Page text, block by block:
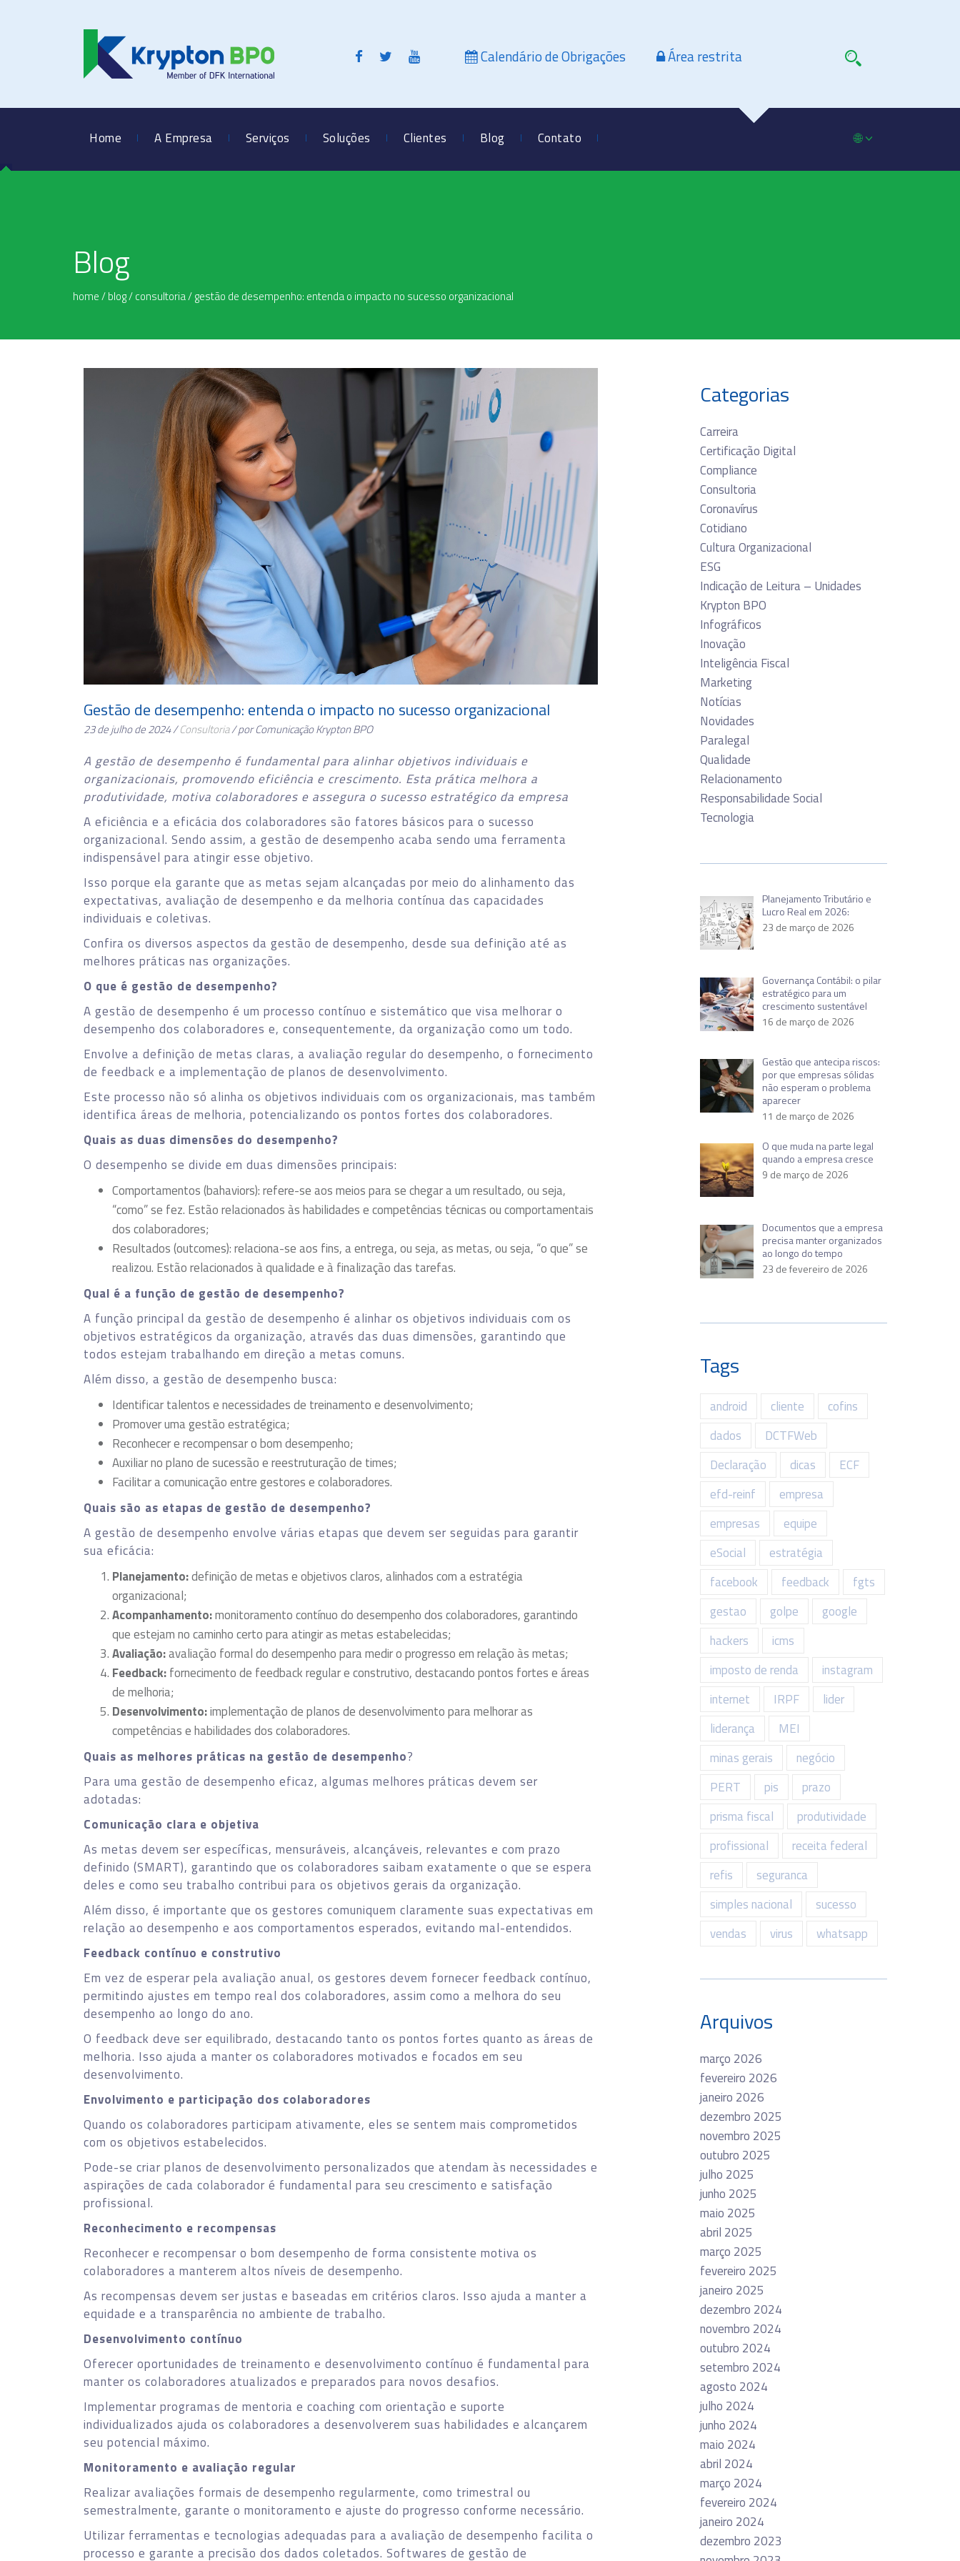
Calendário de Obrigações Área restrita
Home A Empresa Serviços Soluções Clientes Blog Contato 🌐
Blog
home/blog/consultoria/gestão de desempenho: entenda o impacto no sucesso organizacional
Gestão de desempenho: entenda o impacto no sucesso organizacional
23 de julho de 2024 /Consultoria/ por Comunicação Krypton BPO
A gestão de desempenho é fundamental para alinhar objetivos individuais e
organizacionais, promovendo eficiência e crescimento. Esta prática melhora a
produtividade, motiva colaboradores e assegura o sucesso estratégico da empresa
A eficiência e a eficácia dos colaboradores são fatores básicos para o sucesso
organizacional. Sendo assim, a gestão de desempenho acaba sendo uma ferramenta
indispensável para atingir esse objetivo.
Isso porque ela garante que as metas sejam alcançadas por meio do alinhamento das
expectativas, avaliação de desempenho e da melhoria contínua das capacidades
individuais e coletivas.
Confira os diversos aspectos da gestão de desempenho, desde sua definição até as
melhores práticas nas organizações.
O que é gestão de desempenho?
A gestão de desempenho é um processo contínuo e sistemático que visa melhorar o
desempenho dos colaboradores e, consequentemente, da organização como um todo.
Envolve a definição de metas claras, a avaliação regular do desempenho, o fornecimento
de feedback e a implementação de planos de desenvolvimento.
Este processo não só alinha os objetivos individuais com os organizacionais, mas também
identifica áreas de melhoria, potencializando os pontos fortes dos colaboradores.
Quais as duas dimensões do desempenho?
O desempenho se divide em duas dimensões principais:
Comportamentos (bahaviors): refere-se aos meios para se chegar a um resultado, ou seja,
“como” se fez. Estão relacionados às habilidades e competências técnicas ou comportamentais
dos colaboradores;
Resultados (outcomes): relaciona-se aos fins, a entrega, ou seja, as metas, ou seja, “o que” se
realizou. Estão relacionados à qualidade e à finalização das tarefas.
Qual é a função de gestão de desempenho?
A função principal da gestão de desempenho é alinhar os objetivos individuais com os
objetivos estratégicos da organização, através das duas dimensões, garantindo que
todos estejam trabalhando em direção a metas comuns.
Além disso, a gestão de desempenho busca:
Identificar talentos e necessidades de treinamento e desenvolvimento;
Promover uma gestão estratégica;
Reconhecer e recompensar o bom desempenho;
Auxiliar no plano de sucessão e reestruturação de times;
Facilitar a comunicação entre gestores e colaboradores.
Quais são as etapas de gestão de desempenho?
A gestão de desempenho envolve várias etapas que devem ser seguidas para garantir
sua eficácia:
Planejamento:definição de metas e objetivos claros, alinhados com a estratégia
organizacional;
Acompanhamento:monitoramento contínuo do desempenho dos colaboradores, garantindo
que estejam no caminho certo para atingir as metas estabelecidas;
Avaliação:avaliação formal do desempenho para medir o progresso em relação às metas;
Feedback:fornecimento de feedback regular e construtivo, destacando pontos fortes e áreas
de melhoria;
Desenvolvimento:implementação de planos de desenvolvimento para melhorar as
competências e habilidades dos colaboradores.
Quais as melhores práticas na gestão de desempenho?
Para uma gestão de desempenho eficaz, algumas melhores práticas devem ser
adotadas:
Comunicação clara e objetiva
As metas devem ser específicas, mensuráveis, alcançáveis, relevantes e com prazo
definido (SMART), garantindo que os colaboradores saibam exatamente o que se espera
deles e como seu trabalho contribui para os objetivos gerais da organização.
Além disso, é importante que os gestores comuniquem claramente suas expectativas em
relação ao desempenho e aos comportamentos esperados, evitando mal-entendidos.
Feedback contínuo e construtivo
Em vez de esperar pela avaliação anual, os gestores devem fornecer feedback contínuo,
permitindo ajustes em tempo real dos colaboradores, assim como a melhora do seu
desempenho ao longo do ano.
O feedback deve ser equilibrado, destacando tanto os pontos fortes quanto as áreas de
melhoria. Isso ajuda a manter os colaboradores motivados e focados em seu
desenvolvimento.
Envolvimento e participação dos colaboradores
Quando os colaboradores participam ativamente, eles se sentem mais comprometidos
com os objetivos estabelecidos.
Pode-se criar planos de desenvolvimento personalizados que atendam às necessidades e
aspirações de cada colaborador é fundamental para seu crescimento e satisfação
profissional.
Reconhecimento e recompensas
Reconhecer e recompensar o bom desempenho de forma consistente motiva os
colaboradores a manterem altos níveis de desempenho.
As recompensas devem ser justas e baseadas em critérios claros. Isso ajuda a manter a
equidade e a transparência no ambiente de trabalho.
Desenvolvimento contínuo
Oferecer oportunidades de treinamento e desenvolvimento contínuo é fundamental para
manter os colaboradores atualizados e preparados para novos desafios.
Implementar programas de mentoria e coaching com orientação e suporte
individualizados ajuda os colaboradores a desenvolverem suas habilidades e alcançarem
seu potencial máximo.
Monitoramento e avaliação regular
Realizar avaliações formais de desempenho regularmente, como trimestral ou
semestralmente, garante o monitoramento e ajuste do progresso conforme necessário.
Utilizar ferramentas e tecnologias adequadas para a avaliação de desempenho facilita o
processo e garante a precisão dos dados coletados. Softwares de gestão de
Categorias
Carreira
Certificação Digital
Compliance
Consultoria
Coronavírus
Cotidiano
Cultura Organizacional
ESG
Indicação de Leitura – Unidades
Krypton BPO
Infográficos
Inovação
Inteligência Fiscal
Marketing
Notícias
Novidades
Paralegal
Qualidade
Relacionamento
Responsabilidade Social
Tecnologia
Planejamento Tributário e
Lucro Real em 2026:
23 de março de 2026
Governança Contábil: o pilar
estratégico para um
crescimento sustentável
16 de março de 2026
Gestão que antecipa riscos:
por que empresas sólidas
não esperam o problema
aparecer
11 de março de 2026
O que muda na parte legal
quando a empresa cresce
9 de março de 2026
Documentos que a empresa
precisa manter organizados
ao longo do tempo
23 de fevereiro de 2026
Tags
android cliente
cofins
dados
DCTFWeb
Declaração
dicas
ECF
efd-reinf
empresa
empresas
equipe
eSocial
estratégia
facebook
feedback
fgts
gestao
golpe
google
hackers
icms
imposto de renda
instagram
internet
IRPF
lider
liderança
MEI
minas gerais
negócio
PERT
pis
prazo
prisma fiscal
produtividade
profissional
receita federal
refis
seguranca
simples nacional
sucesso
vendas
virus whatsapp
Arquivos
março 2026
fevereiro 2026
janeiro 2026
dezembro 2025
novembro 2025
outubro 2025
julho 2025
junho 2025
maio 2025
abril 2025
março 2025
fevereiro 2025
janeiro 2025
dezembro 2024
novembro 2024
outubro 2024
setembro 2024
agosto 2024
julho 2024
junho 2024
maio 2024
abril 2024
março 2024
fevereiro 2024
janeiro 2024
dezembro 2023